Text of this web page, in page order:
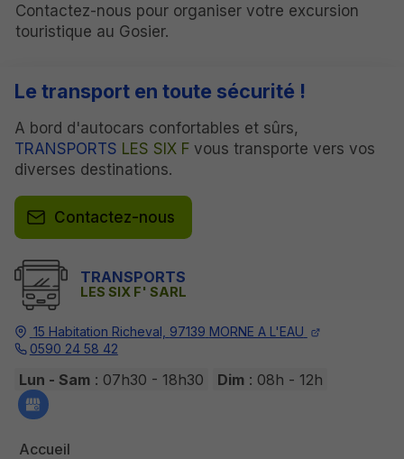
Contactez-nous pour organiser votre excursion
touristique au Gosier.
TRANSPORTS
LES SIX F' SARL
15 Habitation Richeval, 97139 MORNE A L'EAU
0590 24 58 42
Lun - Sam : 07h30 - 18h30 Dim : 08h - 12h
Accueil
Le transport en toute sécurité !
A bord d'autocars confortables et sûrs,
TRANSPORTS LES SIX F vous transporte vers vos
diverses destinations.
Contactez-nous